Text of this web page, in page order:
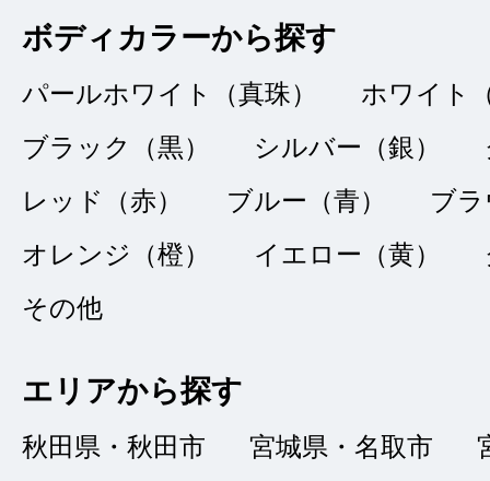
5
総合評価
2024/08/20
みるんこ
販売店の評価
接客：5｜ 雰囲
問合せ： 5｜ 説
た。
ボディカラーから探す
パールホワイト（真珠）
ホワイト
ブラック（黒）
シルバー（銀）
レッド（赤）
ブルー（青）
ブ
オレンジ（橙）
イエロー（黄）
その他
エリアから探す
秋田県・秋田市 宮城県・名取市